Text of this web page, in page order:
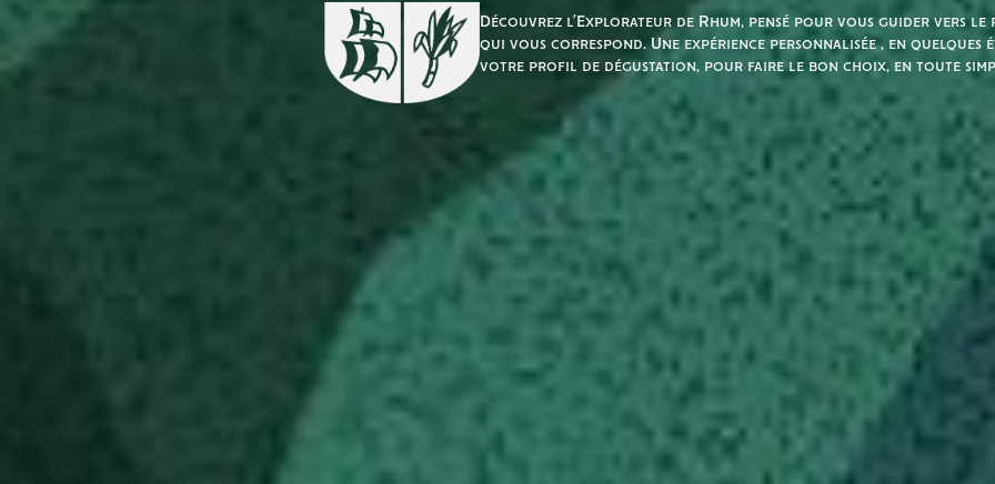
Découvrez l’Explorateur de Rhum, pensé pour vous guider vers
qui vous correspond. Une expérience personnalisée , en quelques
votre profil de dégustation, pour faire le bon choix, en toute